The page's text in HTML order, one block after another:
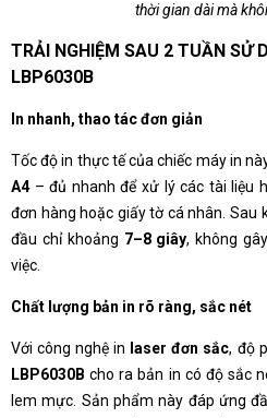
thời gian dài mà
TRẢI NGHIỆM SAU 2 TUẦN SỬ
LBP6030B
In nhanh, thao tác đơn giản
Tốc độ in thực tế của chiếc máy in
A4– đủ nhanh để xử lý các tài liệu
đơn hàng hoặc giấy tờ cá nhân. Sau
đầu chỉ khoảng 7–8 giây, không
việc.
Chất lượng bản in rõ ràng, sắc nét
Với công nghệ in laser đơn sắc, độ
LBP6030B cho ra bản in có độ sắc
lem mực. Sản phẩm này đáp ứng